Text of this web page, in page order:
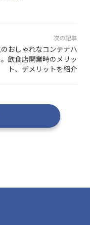
次の記事
おしゃれなコンテナハ
。飲食店開業時のメリッ
ト、デメリットを紹介